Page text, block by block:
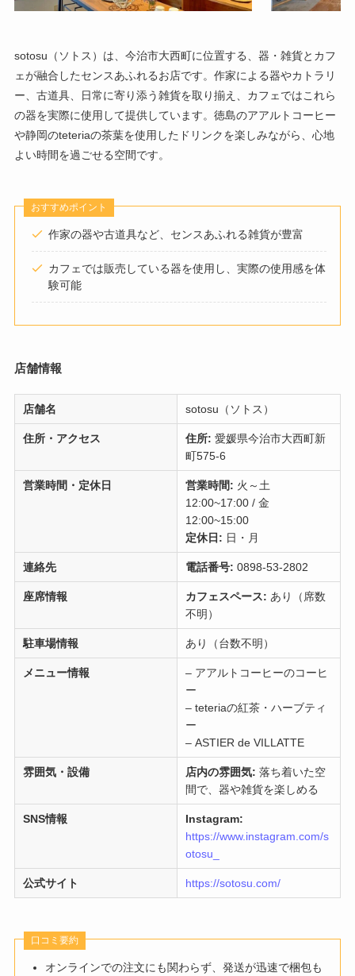
sotosu（ソトス）は、今治市大西町に位置する、器・雑貨とカフ
ェが融合したセンスあふれるお店です。​作家による器やカトラリ
ー、古道具、日常に寄り添う雑貨を取り揃え、カフェではこれら
の器を実際に使用して提供しています。​徳島のアアルトコーヒー
や静岡のteteriaの茶葉を使用したドリンクを楽しみながら、心地
よい時間を過ごせる空間です。​​
おすすめポイント
作家の器や古道具など、センスあふれる雑貨が豊富
カフェでは販売している器を使用し、実際の使用感を体
験可能​
店舗情報
店舗名 sotosu（ソトス）
住所・アクセス 住所: 愛媛県今治市大西町新
町575-6
営業時間・定休日 営業時間: 火～土
12:00~17:00 / 金
12:00~15:00
定休日: 日・月
連絡先 電話番号: 0898-53-2802
座席情報 カフェスペース: あり（席数
不明）
駐車場情報 あり（台数不明）
メニュー情報
– アアルトコーヒーのコーヒ
ー
– teteriaの紅茶・ハーブティ
ー
– ASTIER de VILLATTE
雰囲気・設備 店内の雰囲気: 落ち着いた空
間で、器や雑貨を楽しめる
SNS情報
Instagram:
https://www.instagram.com/s
otosu_
公式サイト https://sotosu.com/
口コミ要約
オンラインでの注文にも関わらず、発送が迅速で梱包も